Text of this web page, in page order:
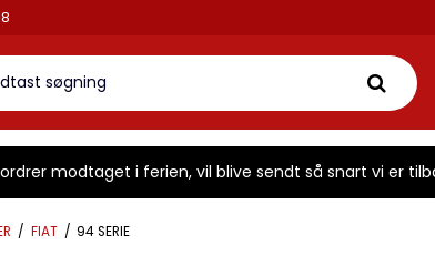
modtaget i ferien, vil blive sendt så snart vi er
/ FIAT / 94 SERIE